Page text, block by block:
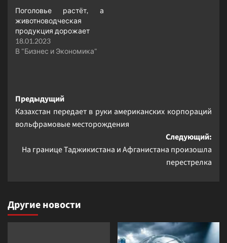
Поголовье растёт, а
животноводческая
продукция дорожает
18.01.2023
В "Бизнес и Экономика"
Навигация
записи
Предыдущий
Казахстан передает в руки американских корпораций
вольфрамовые месторождения
Следующий:
На границе Таджикистана и Афганистана произошла
перестрелка
Другие новости